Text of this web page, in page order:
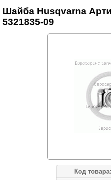
Шайба Husqvarna
5321835-09
Код товара: